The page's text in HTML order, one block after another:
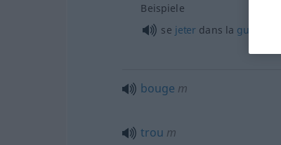
Beispiele
se jeter dans la gueule
bouge m
trou m